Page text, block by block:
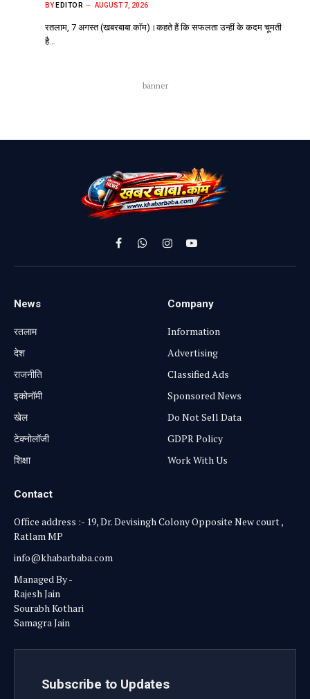
BY EDITOR AUGUST 7, 2026
रतलाम, 7 अगस्त (खबरबाबा.कॉम)।कहते हैं कि सफलता उन्हीं के कदम चूमती
है…
banner
FacebookWhatsApp
InstagramYouTube
News
रतलाम
⁠देश
राजनीति
⁠इकोनॉमी
खेल
टेक्नोलॉजी
शिक्षा
Company
Information
Advertising
Classified Ads
Sponsored News
Do Not Sell Data
GDPR Policy
Work With Us
Contact
Office address :- 19, Dr. Devisingh Colony Opposite New court ,
Ratlam MP
info@khabarbaba.com
Managed By -
Rajesh Jain
Sourabh Kothari
Samagra Jain
Subscribe to Updates